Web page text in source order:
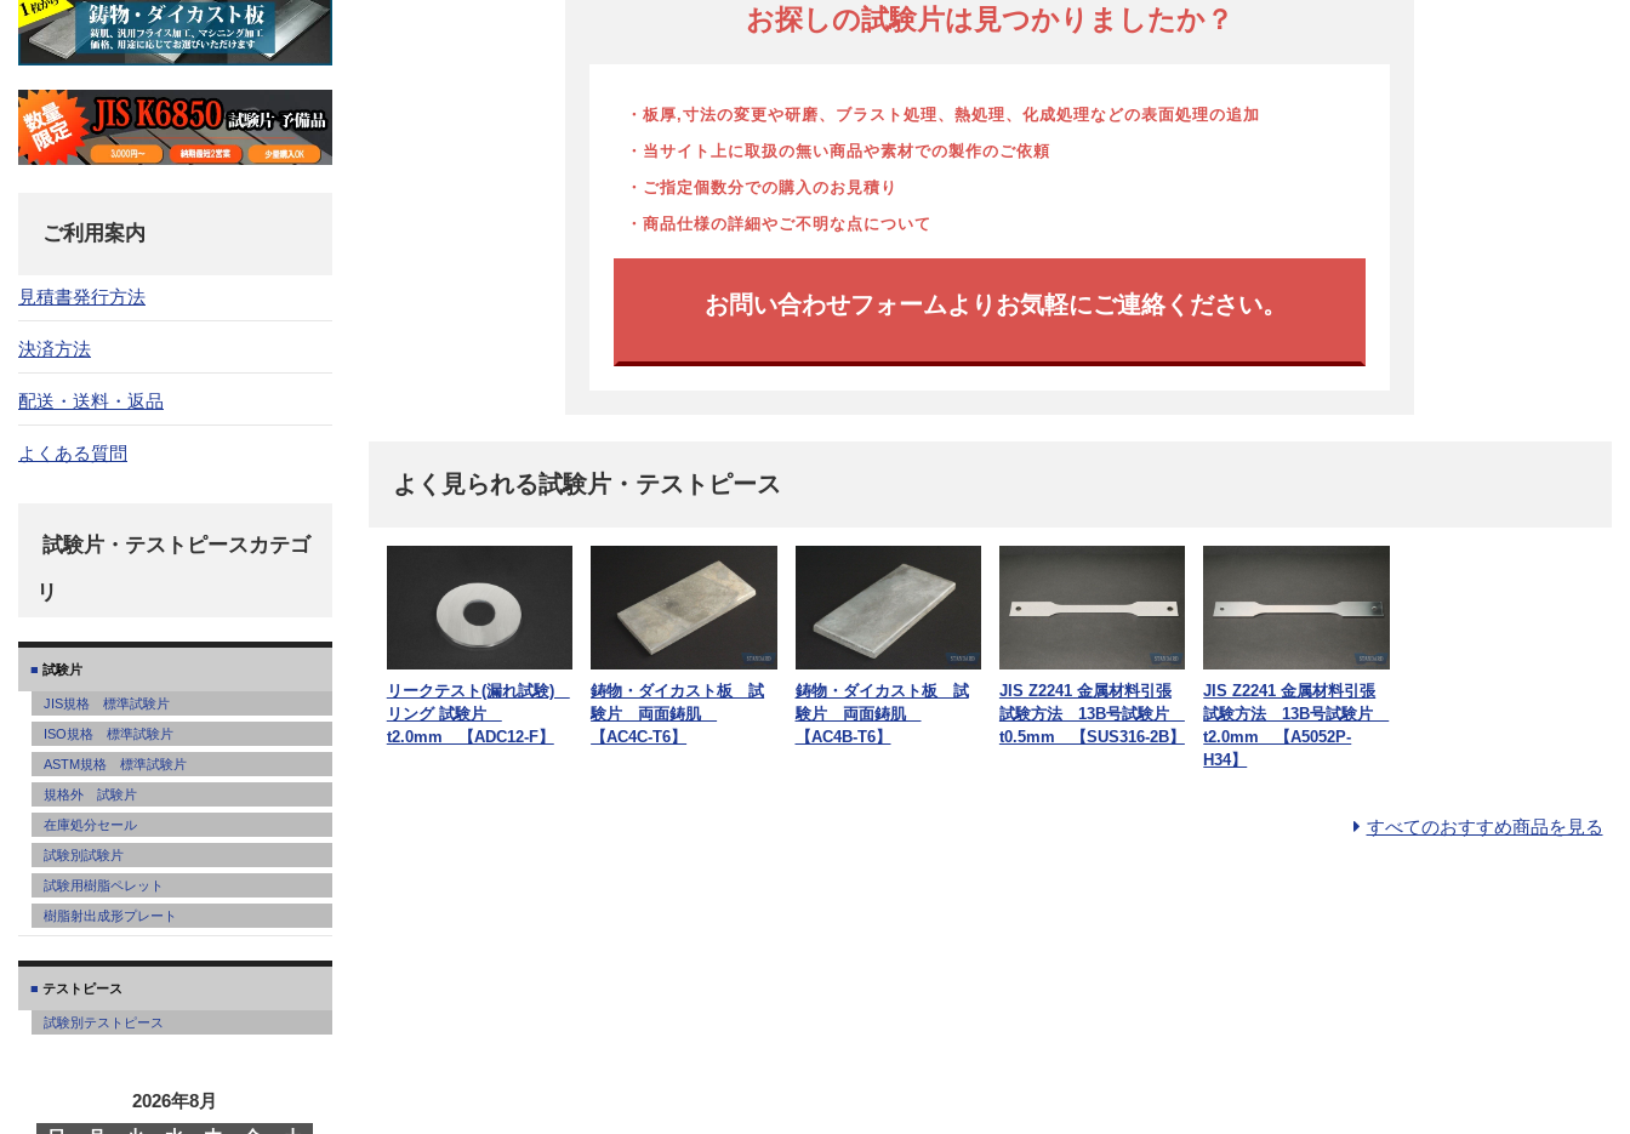
お探しの試験片は見つかりましたか？
・板厚,寸法の変更や研磨、ブラスト処理、熱処理、化成処理などの表面処理の追加
・当サイト上に取扱の無い商品や素材での製作のご依頼
・ご指定個数分での購入のお見積り
・商品仕様の詳細やご不明な点について
お問い合わせフォームよりお気軽にご連絡ください。
よく見られる試験片・テストピース
リークテスト(漏れ試験)
リング 試験片
t2.0mm 【ADC12-F】
鋳物・ダイカスト板 試
験片 両面鋳肌
【AC4C-T6】
鋳物・ダイカスト板 試
験片 両面鋳肌
【AC4B-T6】
JIS Z2241 金属材料引張
試験方法 13B号試験片
t0.5mm 【SUS316-2B】
JIS Z2241 金属材料引張
試験方法 13B号試験片
t2.0mm 【A5052P-
H34】
すべてのおすすめ商品を見る
ご利用案内
見積書発行方法
決済方法
配送・送料・返品
よくある質問
試験片・テストピースカテゴ
リ
試験片
JIS規格 標準試験片
ISO規格 標準試験片
ASTM規格 標準試験片
規格外 試験片
在庫処分セール
試験別試験片
試験用樹脂ペレット
樹脂射出成形プレート
テストピース
試験別テストピース
2026年8月